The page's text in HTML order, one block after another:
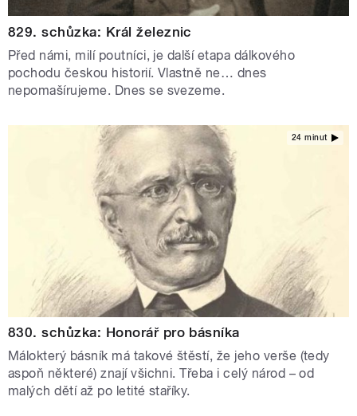
829. schůzka: Král železnic
Před námi, milí poutníci, je další etapa dálkového
pochodu českou historií. Vlastně ne… dnes
nepomašírujeme. Dnes se svezeme.
24 minut
830. schůzka: Honorář pro básníka
Málokterý básník má takové štěstí, že jeho verše (tedy
aspoň některé) znají všichni. Třeba i celý národ – od
malých dětí až po letité staříky.